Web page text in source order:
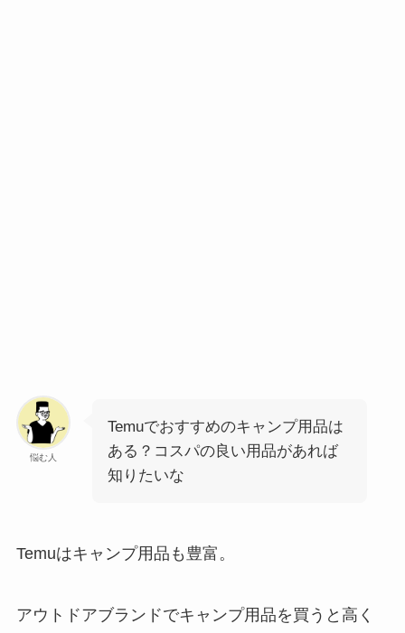
悩む人
Temuでおすすめのキャンプ用品は
ある？コスパの良い用品があれば
知りたいな
Temuはキャンプ用品も豊富。
アウトドアブランドでキャンプ用品を買うと高く